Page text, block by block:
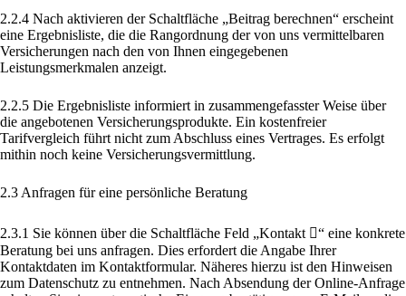
2.2.4 Nach aktivieren der Schaltfläche „Beitrag berechnen“ erscheint
eine Ergebnisliste, die die Rangordnung der von uns vermittelbaren
Versicherungen nach den von Ihnen eingegebenen
Leistungsmerkmalen anzeigt.
2.2.5 Die Ergebnisliste informiert in zusammengefasster Weise über
die angebotenen Versicherungsprodukte. Ein kostenfreier
Tarifvergleich führt nicht zum Abschluss eines Vertrages. Es erfolgt
mithin noch keine Versicherungsvermittlung.
2.3 Anfragen für eine persönliche Beratung
2.3.1 Sie können über die Schaltfläche Feld „Kontakt “ eine konkrete
Beratung bei uns anfragen. Dies erfordert die Angabe Ihrer
Kontaktdaten im Kontaktformular. Näheres hierzu ist den Hinweisen
zum Datenschutz zu entnehmen. Nach Absendung der Online-Anfrage